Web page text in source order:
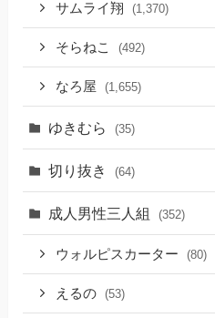
サムライ翔 (1,370)
そらねこ (492)
なろ屋 (1,655)
ゆきむら (35)
切り抜き (64)
成人男性三人組 (352)
ウォルピスカーター (80)
えるの (53)